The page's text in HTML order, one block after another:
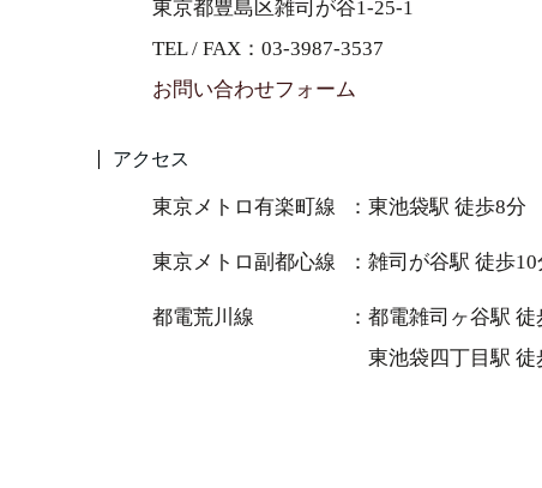
東京都豊島区雑司が谷1-25-1
TEL / FAX：03-3987-3537
お問い合わせフォーム
アクセス
東京メトロ有楽町線 東池袋駅 徒歩8分
東京メトロ副都心線 雑司が谷駅 徒歩10
都電荒川線
都電雑司ヶ谷駅 徒
東池袋四丁目駅 徒